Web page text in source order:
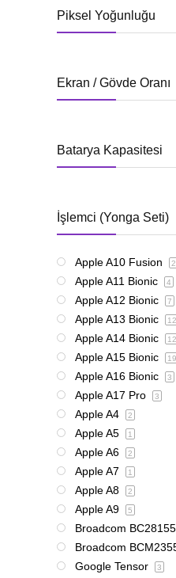
Piksel Yoğunluğu
Ekran / Gövde Oranı
Batarya Kapasitesi
İşlemci (Yonga Seti)
Apple A10 Fusion 2
Apple A11 Bionic 4
Apple A12 Bionic 7
Apple A13 Bionic 12
Apple A14 Bionic 12
Apple A15 Bionic 19
Apple A16 Bionic 3
Apple A17 Pro 3
Apple A4 2
Apple A5 1
Apple A6 2
Apple A7 1
Apple A8 2
Apple A9 5
Broadcom BC28155
Broadcom
Google Tensor 3